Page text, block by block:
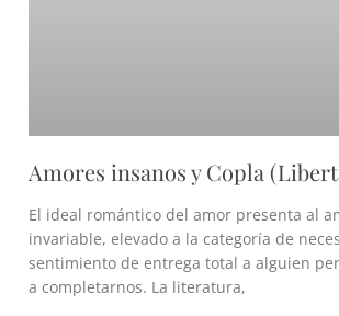
Amores insanos y Copla
El ideal romántico del amor presenta al
invariable, elevado a la categoría de
sentimiento de entrega total a alguien
a completarnos. La literatura,